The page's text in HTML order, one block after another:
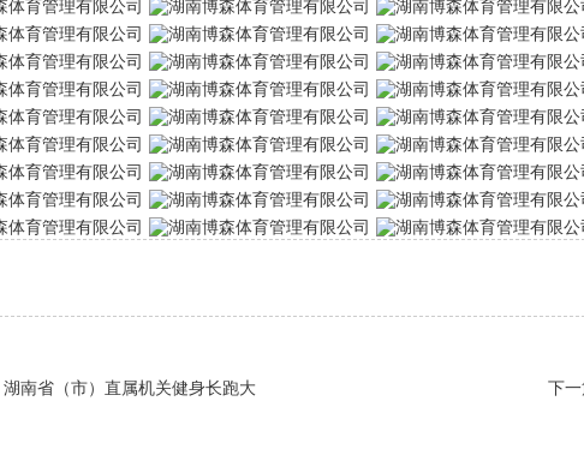
南省（市）直属机关健身长跑大
下一